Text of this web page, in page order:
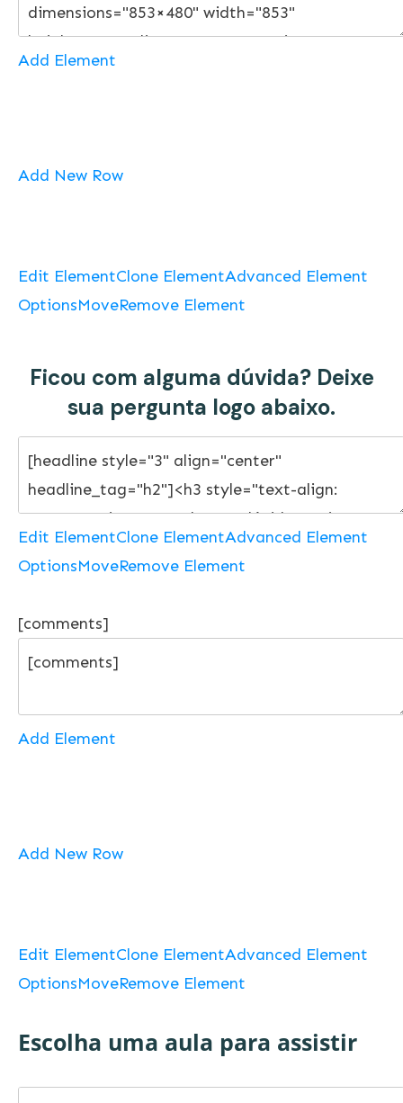
Add Element
Add New Row
Edit ElementClone ElementAdvanced Element
OptionsMoveRemove Element
Ficou com alguma dúvida? Deixe
sua pergunta logo abaixo.
Edit ElementClone ElementAdvanced Element
OptionsMoveRemove Element
[comments]
Add Element
Add New Row
Edit ElementClone ElementAdvanced Element
OptionsMoveRemove Element
Escolha uma aula para assistir